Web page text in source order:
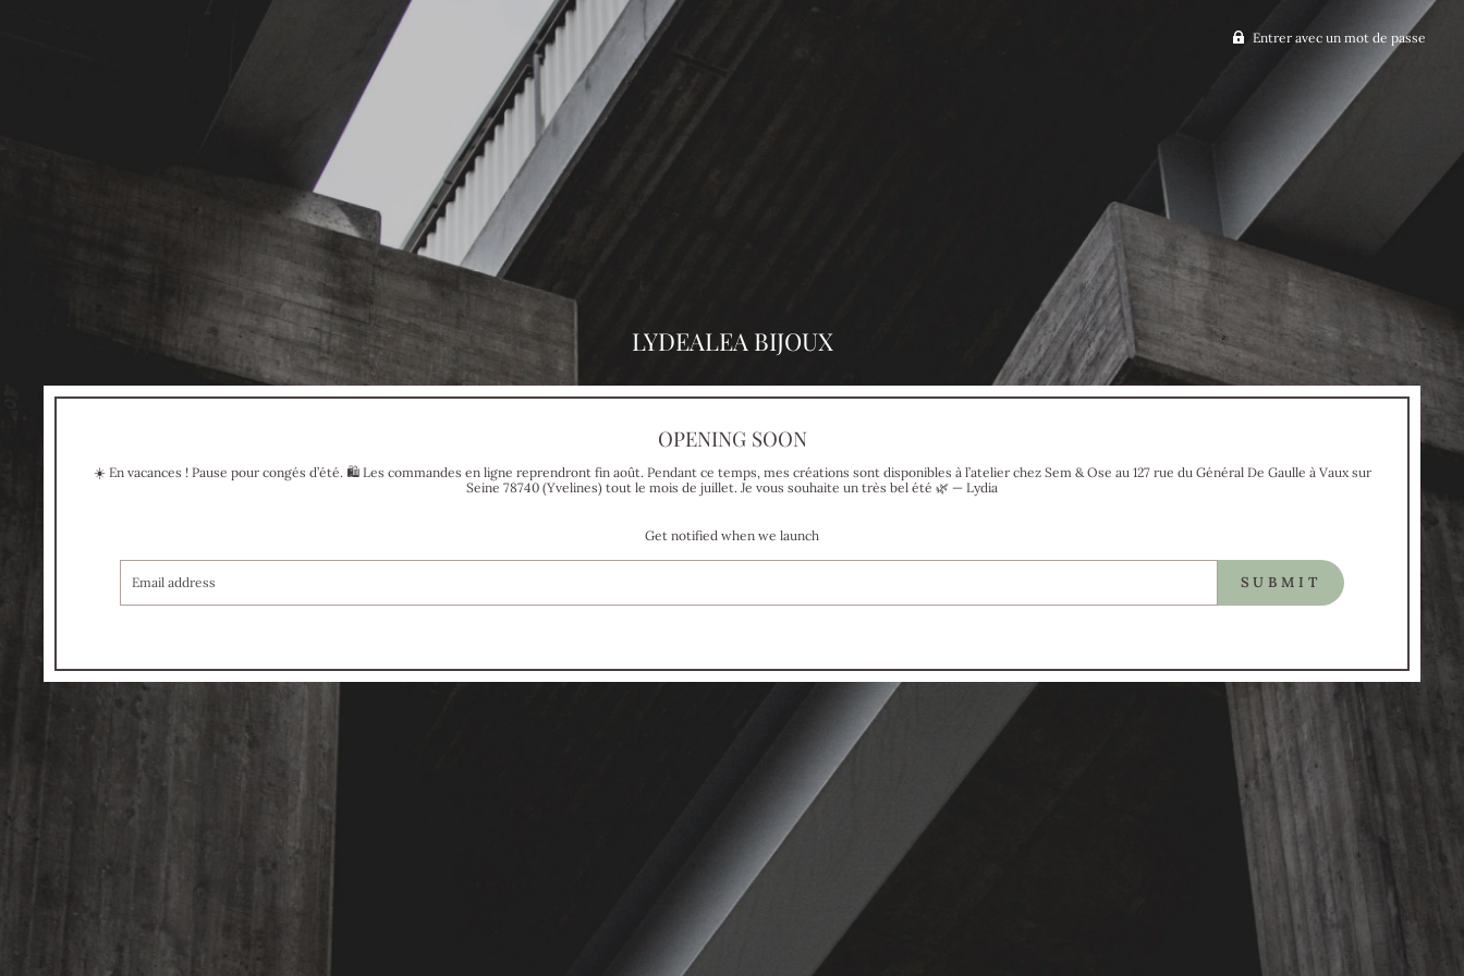
Entrer avec un mot de passe
LYDEALEA BIJOUX
OPENING SOON
☀️ En vacances ! Pause pour congés d’été. 🛍 Les commandes en ligne reprendront fin août. Pendant ce temps, mes créations sont disponibles à l’atelier chez Sem & Ose au 127 rue du Général De Gaulle à Vaux sur
Seine 78740 (Yvelines) tout le mois de juillet. Je vous souhaite un très bel été 🌿 — Lydia
Get notified when we launch
COURRIEL
SUBMIT